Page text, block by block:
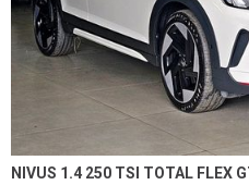
NIVUS 1.4 250 TSI TOTAL FLEX